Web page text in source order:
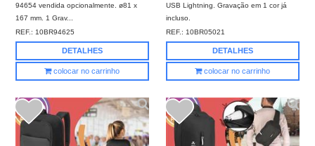
94654 vendida opcionalmente. ø81 x
167 mm. 1 Grav...
REF.: 10BR94625
DETALHES
colocar no carrinho
USB Lightning. Gravação em 1 cor já
incluso.
REF.: 10BR05021
DETALHES
colocar no carrinho